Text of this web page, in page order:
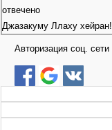
отвечено
Джазакуму Ллаху хейран!
Авторизация соц. сети